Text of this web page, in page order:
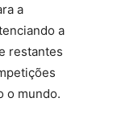
a
a
restantes
o mundo.